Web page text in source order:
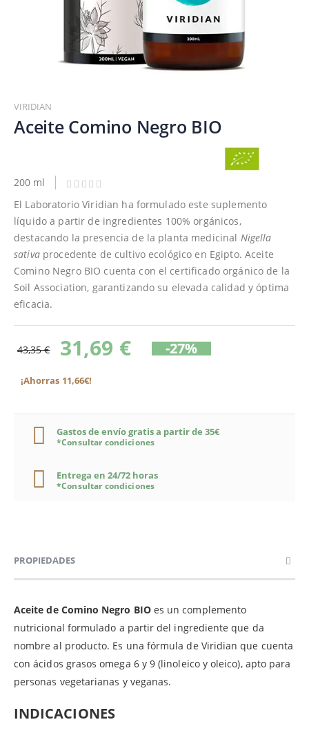
al
comienzo
de
de
VIRIDIAN
Aceite Comino Negro BIO
200 ml
El Laboratorio Viridian ha formulado este suplemento
líquido a partir de ingredientes 100% orgánicos,
destacando la presencia de la planta medicinal Nigella
sativaprocedente de cultivo ecológico en Egipto. Aceite
Comino Negro BIO cuenta con el certificado orgánico de la
Soil Association, garantizando su elevada calidad y óptima
eficacia.
43,35 € 31,69 € -27%
¡Ahorras 11,66€!
Gastos de envío gratis a partir de 35€
*Consultar condiciones
Entrega en 24/72 horas
*Consultar condiciones
PROPIEDADES
Aceite de Comino Negro BIO es un complemento
nutricional formulado a partir del ingrediente que da
nombre al producto. Es una fórmula de Viridian que cuenta
con ácidos grasos omega 6 y 9 (linoleico y oleico), apto para
personas vegetarianas y veganas.
INDICACIONES